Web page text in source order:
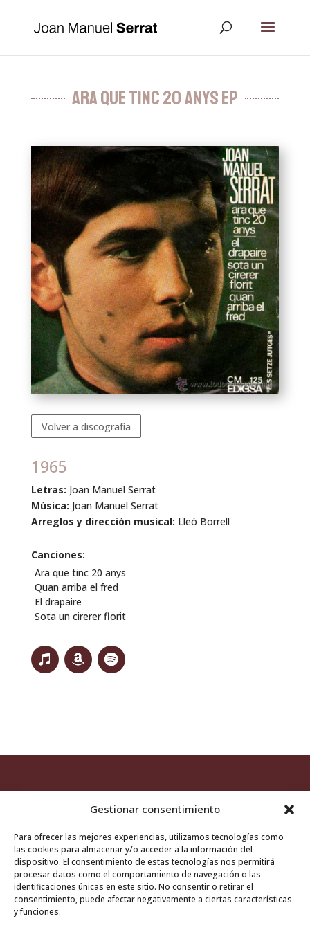
Gestionar consentimiento
Para ofrecer las mejores experiencias, utilizamos tecnologías como
las cookies para almacenar y/o acceder a la información del
dispositivo. El consentimiento de estas tecnologías nos permitirá
procesar datos como el comportamiento de navegación o las
identificaciones únicas en este sitio. No consentir o retirar el
consentimiento, puede afectar negativamente a ciertas características
y funciones.
Ara que tinc 20 anys EP
Volver a discografía
1965
Letras: Joan Manuel Serrat
Música: Joan Manuel Serrat
Arreglos y dirección musical: Lleó Borrell
Canciones:
Ara que tinc 20 anys
Quan arriba el fred
El drapaire
Sota un cirerer florit
Aviso legal /Política de cookies